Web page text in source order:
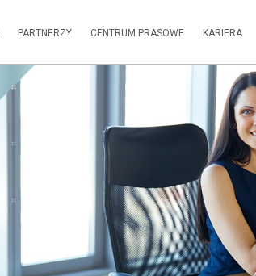
PARTNERZY CENTRUM PRASOWE KARIERA